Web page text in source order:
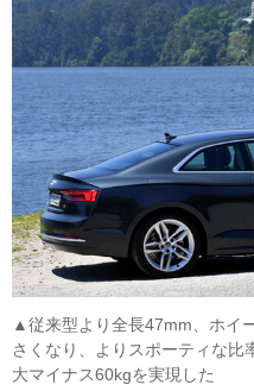
▲従来型より全長47mm、ホイ
さくなり、よりスポーティな比
大マイナス60kgを実現した